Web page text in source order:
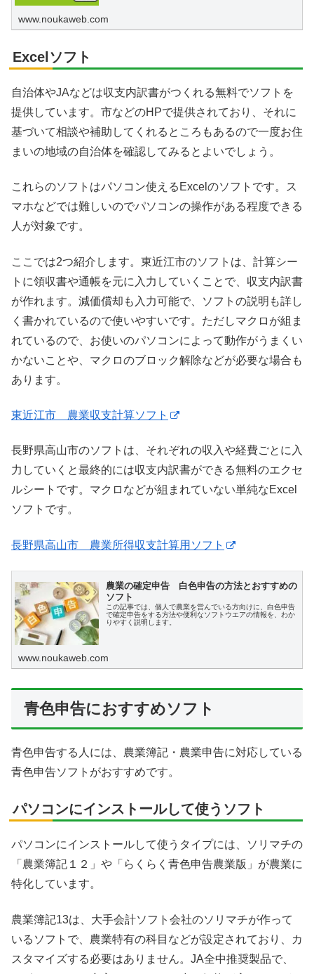
www.noukaweb.com
Excelソフト
自治体やJAなどは収支内訳書がつくれる無料でソフトを
提供しています。市などのHPで提供されており、それに
基づいて相談や補助してくれるところもあるので一度お住
まいの地域の自治体を確認してみるとよいでしょう。
これらのソフトはパソコン使えるExcelのソフトです。ス
マホなどでは難しいのでパソコンの操作がある程度できる
人が対象です。
ここでは2つ紹介します。東近江市のソフトは、計算シー
トに領収書や通帳を元に入力していくことで、収支内訳書
が作れます。減価償却も入力可能で、ソフトの説明も詳し
く書かれているので使いやすいです。ただしマクロが組ま
れているので、お使いのパソコンによって動作がうまくい
かないことや、マクロのブロック解除などが必要な場合も
あります。
東近江市 農業収支計算ソフト
長野県高山市のソフトは、それぞれの収入や経費ごとに入
力していくと最終的には収支内訳書ができる無料のエクセ
ルシートです。マクロなどが組まれていない単純なExcel
ソフトです。
長野県高山市 農業所得収支計算用ソフト
農業の確定申告 白色申告の方法とおすすめの
ソフト
この記事では、個人で農業を営んでいる方向けに、白色申告
で確定申告をする方法や便利なソフトウエアの情報を、わか
りやすく説明します。
www.noukaweb.com
青色申告におすすめソフト
青色申告する人には、農業簿記・農業申告に対応している
青色申告ソフトがおすすめです。
パソコンにインストールして使うソフト
パソコンにインストールして使うタイプには、ソリマチの
「農業簿記１２」や「らくらく青色申告農業版」が農業に
特化しています。
農業簿記13は、大手会計ソフト会社のソリマチが作って
いるソフトで、農業特有の科目などが設定されており、カ
スタマイズする必要はありません。JA全中推奨製品で、